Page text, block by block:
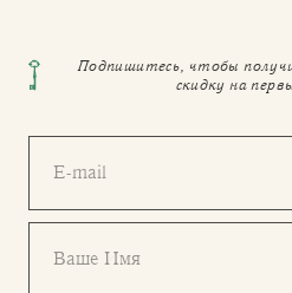
Подпишитесь, чтобы
скидку на
E-mail
Ваше Имя